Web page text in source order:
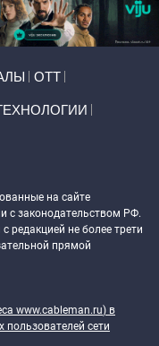
ОТТ
на сайте
с законодательством РФ.
редакцией не более трети
прямой
www.cableman.ru) в
сети